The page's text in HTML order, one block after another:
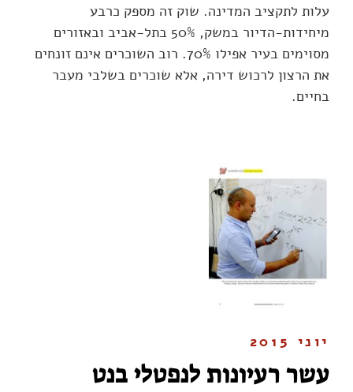
עלות לתקציב המדינה. שוק זה מספק כרבע
מיחידות-הדיור במשק, 50% בתל-אביב ובאזורים
מסוימים בעיר אפילו 70%. רוב השוכרים אינם זונחים
את הרצון לרכוש דירה, אלא שוכרים בשלבי מעבר
בחיים.
יוני 2015
עשר רעיונות לנפטלי בנט